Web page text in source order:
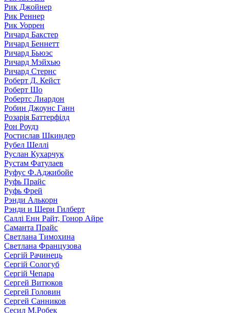
Рик Джойнер
Рик Реннер
Рик Уоррен
Ричард Бакстер
Ричард Беннетт
Ричард Бьюэс
Ричард Мэйхью
Ричард Стернс
Роберт Д. Кейст
Роберт Шо
Робертс Лиардон
Робин Джоунс Ганн
Розарія Баттерфілд
Рон Роудз
Ростислав Шкиндер
Рубел Шеллі
Руслан Кухарчук
Рустам Фатулаев
Руфус Ф.Аджибойе
Руфь Прайс
Руфь Фрей
Рэнди Алькорн
Рэнди и Шери Гилберт
Саллі Енн Райт, Гонор Айре
Саманта Прайс
Светлана Тимохина
Светлана Французова
Сергій Рачинець
Сергій Сологуб
Сергій Чепара
Сергей Витюков
Сергей Головин
Сергей Санников
Сесил М.Робек